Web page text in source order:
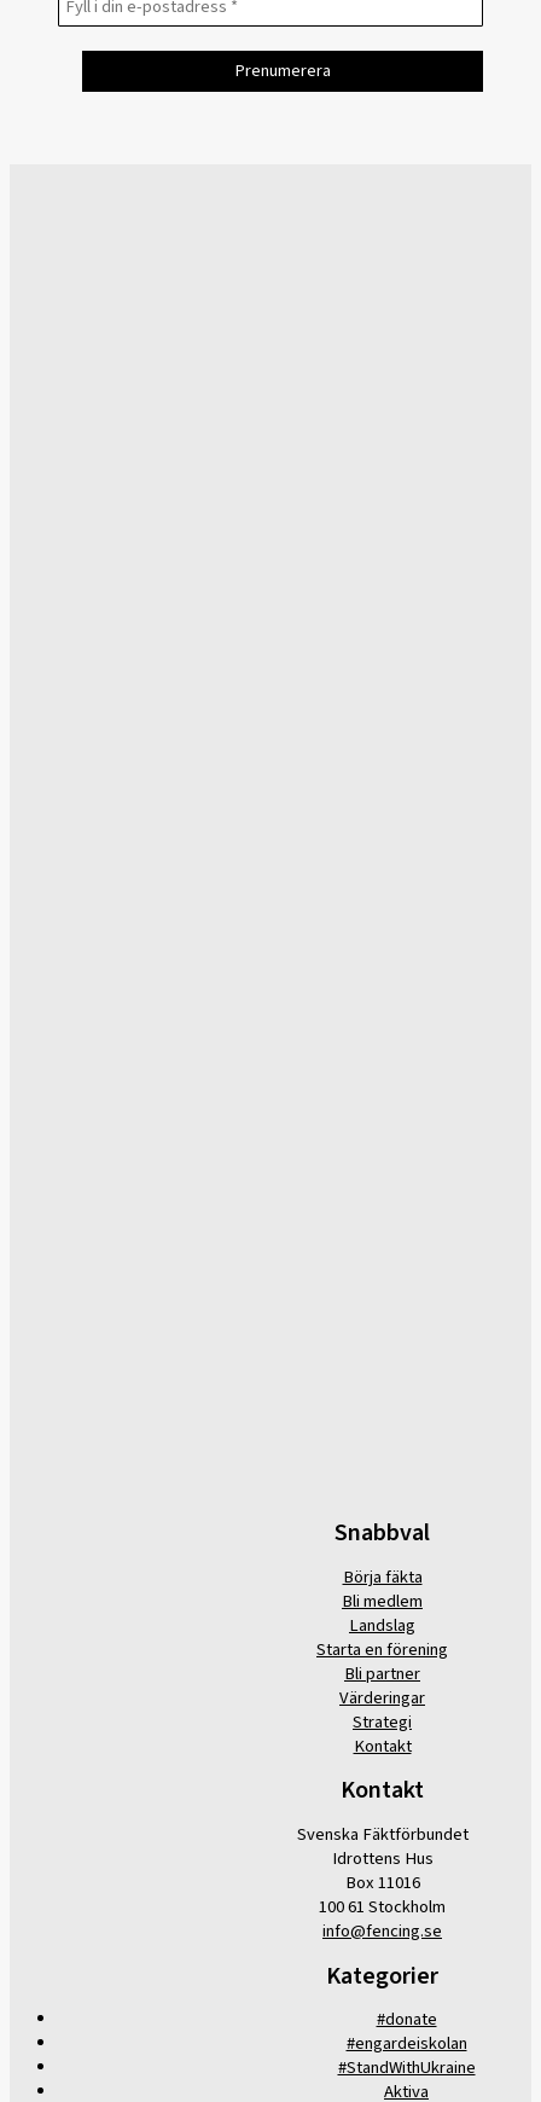
Snabbval
Börja fäkta
Bli medlem
Landslag
Starta en förening
Bli partner
Värderingar
Strategi
Kontakt
Kontakt
Svenska Fäktförbundet
Idrottens Hus
Box 11016
100 61 Stockholm
info@fencing.se
Kategorier
#donate
#engardeiskolan
#StandWithUkraine
Aktiva